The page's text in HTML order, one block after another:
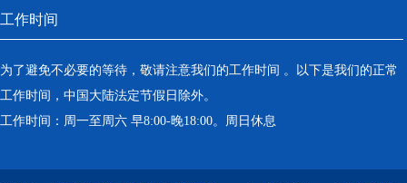
工作时间
为了避免不必要的等待，敬请注意我们的工作时间 。以下是我们的正常
工作时间，中国大陆法定节假日除外。
工作时间：周一至周六 早8:00-晚18:00。周日休息